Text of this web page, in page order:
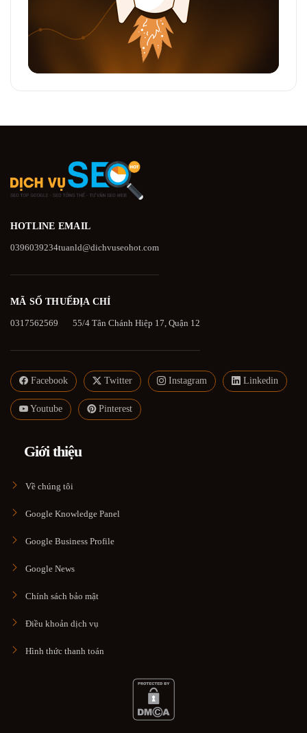
HOTLINE
0396039234
EMAIL
tuanld@dichvuseohot.com
MÃ SỐ THUẾ
0317562569
ĐỊA CHỈ
55/4 Tân Chánh Hiệp 17, Quận 12
Facebook Twitter Instagram Linkedin
Youtube Pinterest
Giới thiệu
Về chúng tôi
Google Knowledge Panel
Google Business Profile
Google News
Chính sách bảo mật
Điều khoản dịch vụ
Hình thức thanh toán